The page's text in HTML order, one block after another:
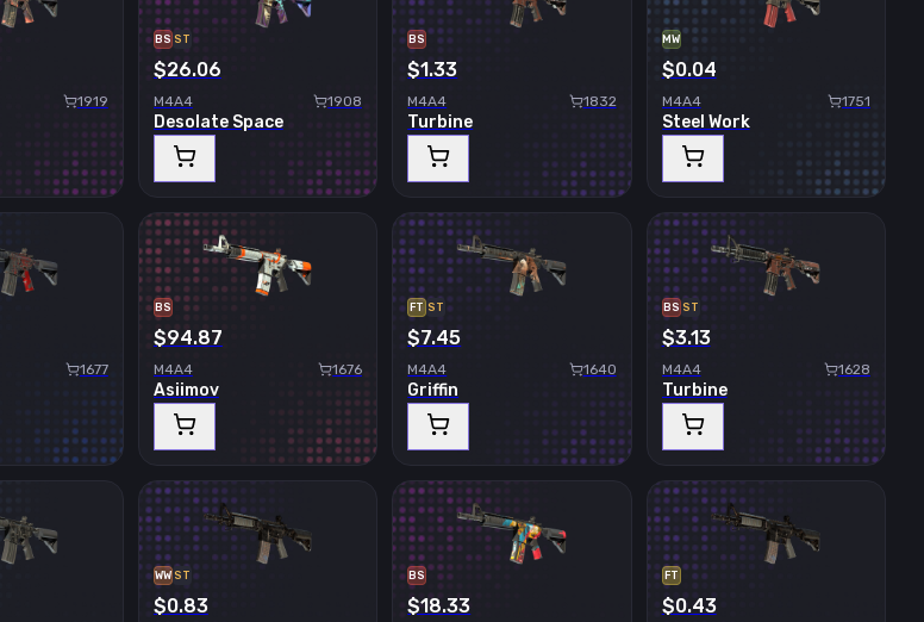
1919
BS ST
$26.06
M4A4 1908
Desolate Space
BS
$1.33
M4A4 1832
Turbine
MW
$0.04
M4A4 1751
Steel Work
1677
BS
$94.87
M4A4 1676
Asiimov
FT ST
$7.45
M4A4 1640
Griffin
BS ST
$3.13
M4A4 1628
Turbine
WW ST
$0.83
BS
$18.33
FT
$0.43